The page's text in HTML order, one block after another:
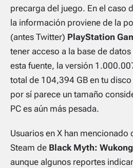
precarga del juego. En el caso
la información proviene de la
(antes Twitter) PlayStation
tener acceso a la base de
esta fuente, la versión
total de 104,394 GB en tu
por sí parece un tamaño
PC es aún más pesada.
Usuarios en X han mencionado
Steam de Black Myth: Wukong
aunque algunos reportes